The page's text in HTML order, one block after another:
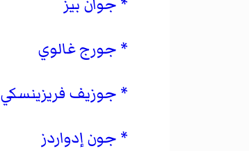
جوان بيز
جورج غالوي
جوزيف فريزينسكي
جون إدواردز